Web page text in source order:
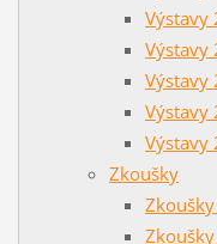
Výstavy
Výstavy
Výstavy
Výstavy
Výstavy
Zkoušky